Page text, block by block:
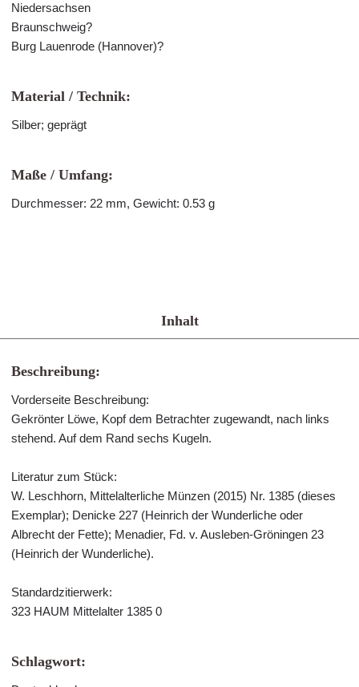
Niedersachsen
Braunschweig?
Burg Lauenrode (Hannover)?
Material / Technik:
Silber; geprägt
Maße / Umfang:
Durchmesser: 22 mm, Gewicht: 0.53 g
Inhalt
Beschreibung:
Vorderseite Beschreibung:
Gekrönter Löwe, Kopf dem Betrachter zugewandt, nach links
stehend. Auf dem Rand sechs Kugeln.
Literatur zum Stück:
W. Leschhorn, Mittelalterliche Münzen (2015) Nr. 1385 (dieses
Exemplar); Denicke 227 (Heinrich der Wunderliche oder
Albrecht der Fette); Menadier, Fd. v. Ausleben-Gröningen 23
(Heinrich der Wunderliche).
Standardzitierwerk:
323 HAUM Mittelalter 1385 0
Schlagwort: